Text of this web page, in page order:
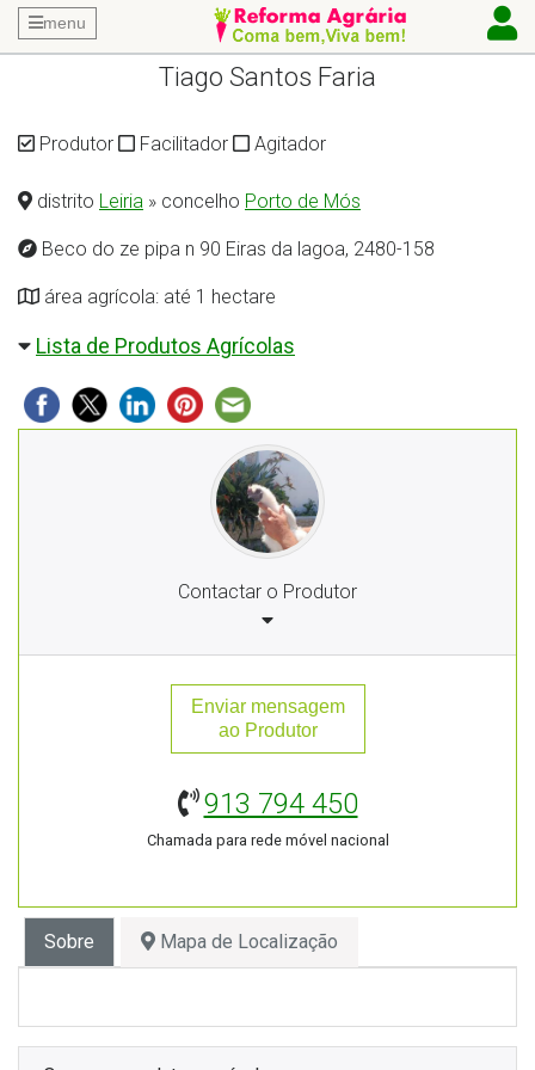
menu
Tiago Santos Faria
Produtor Facilitador Agitador
distrito Leiria » concelho Porto de Mós
Beco do ze pipa n 90 Eiras da lagoa, 2480-158
área agrícola: até 1 hectare
Lista de Produtos Agrícolas
Contactar o Produtor
Enviar mensagem
ao Produtor
913 794 450
Chamada para rede móvel nacional
Sobre Mapa de Localização